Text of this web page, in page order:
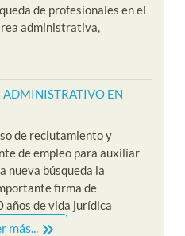
de profesionales en el
administrativa,
ADMINISTRATIVO EN
de reclutamiento y
de empleo para auxiliar
nueva búsqueda la
firma de
años de vida jurídica
más...